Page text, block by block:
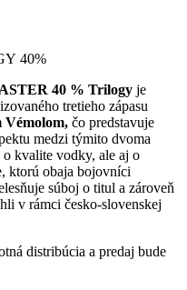
40%
40 % Trilogy je
tretieho zápasu
Vémolom, čo predstavuje
medzi týmito dvoma
kvalite vodky, ale aj o
ktorú obaja bojovníci
súboj o titul a zároveň
v rámci česko-slovenskej
distribúcia a predaj bude